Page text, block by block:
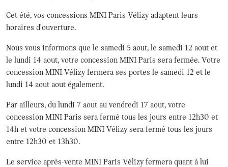
Cet été, vos concessions MINI Paris Vélizy adaptent leurs
horaires d'ouverture.
Nous vous informons que le samedi 5 aout, le samedi 12 aout et
le lundi 14 aout, votre concession MINI Paris sera fermée. Votre
concession MINI Vélizy fermera ses portes le samedi 12 et le
lundi 14 aout aout également.
Par ailleurs, du lundi 7 aout au vendredi 17 aout, votre
concession MINI Paris sera fermé tous les jours entre 12h30 et
14h et votre concession MINI Vélizy sera fermé tous les jours
entre 12h30 et 13h30.
Le service après-vente MINI Paris Vélizy fermera quant à lui